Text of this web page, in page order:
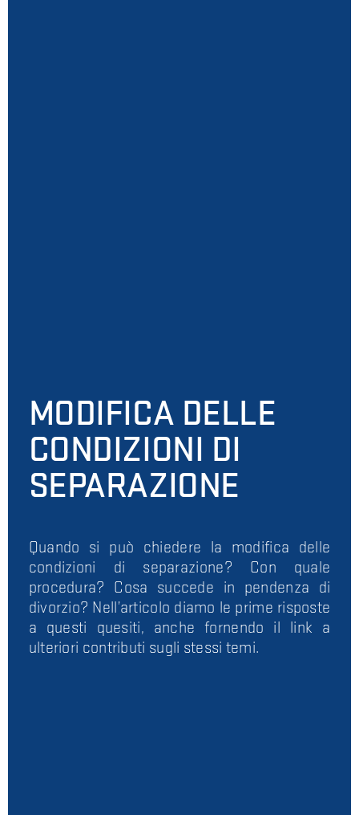
MODIFICA DELLE
CONDIZIONI DI
SEPARAZIONE
Quando si può chiedere la modifica delle
condizioni di separazione? Con quale
procedura? Cosa succede in pendenza di
divorzio? Nell’articolo diamo le prime risposte
a questi quesiti, anche fornendo il link a
ulteriori contributi sugli stessi temi.